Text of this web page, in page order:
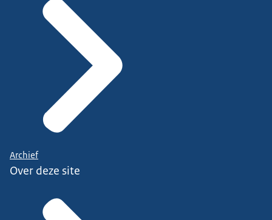
Archief
Over deze site